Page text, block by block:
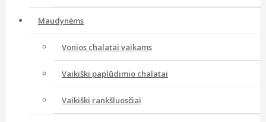
Maudynėms
Vonios chalatai vaikams
Vaikiški paplūdimio chalatai
Vaikiški rankšluosčiai